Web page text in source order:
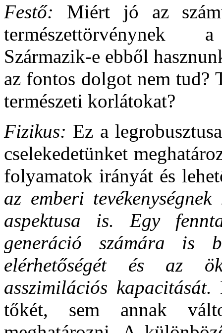
Festő: Miért jó az
természettörvénynek a
Származik-e ebből
az fontos dolgot nem tud?
természeti korlátokat?
Fizikus: Ez a
cselekedetünket
folyamatok irányát és
az emberi
aspektusa is. Egy
generáció számára is
elérhetőségét és az
asszimilációs kapacitását.
tőkét, sem annak